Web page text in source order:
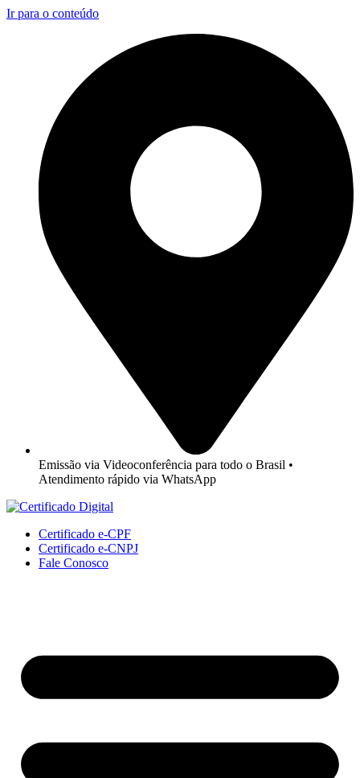
Ir para o conteúdo
Emissão via Videoconferência para todo o Brasil •
Atendimento rápido via WhatsApp
Certificado e-CPF
Certificado e-CNPJ
Fale Conosco